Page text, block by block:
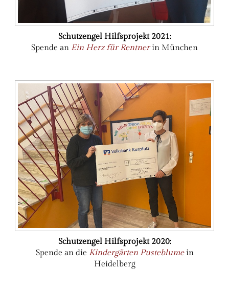
Schutzengel Hilfsprojekt 2021:
Spende an Ein Herz für Rentnerin München
Schutzengel Hilfsprojekt 2020:
Spende an die Kindergärten Pusteblumein
Heidelberg